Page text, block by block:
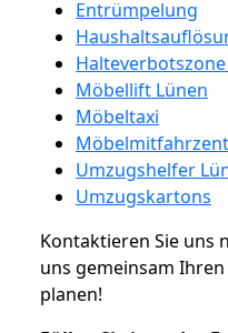
Entrümpelung
Möbellift Lünen
Möbeltaxi
Umzugshelfer
Umzugskartons
Kontaktieren Sie uns
uns gemeinsam
planen!